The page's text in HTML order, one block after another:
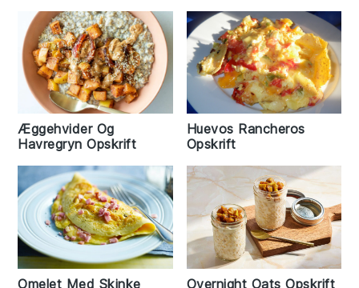
Æggehvider Og
Havregryn Opskrift
Huevos Rancheros
Opskrift
Omelet Med Skinke
Overnight Oats Opskrift